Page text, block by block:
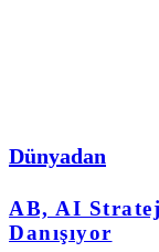
Dünyadan
AB, AI
Danışıyor